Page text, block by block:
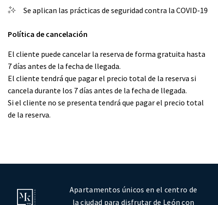
Se aplican las prácticas de seguridad contra la COVID-19
Política de cancelación
El cliente puede cancelar la reserva de forma gratuita hasta
7 días antes de la fecha de llegada.
El cliente tendrá que pagar el precio total de la reserva si
cancela durante los 7 días antes de la fecha de llegada.
Si el cliente no se presenta tendrá que pagar el precio total
de la reserva.
Apartamentos únicos en el centro de
la ciudad para disfrutar de León con